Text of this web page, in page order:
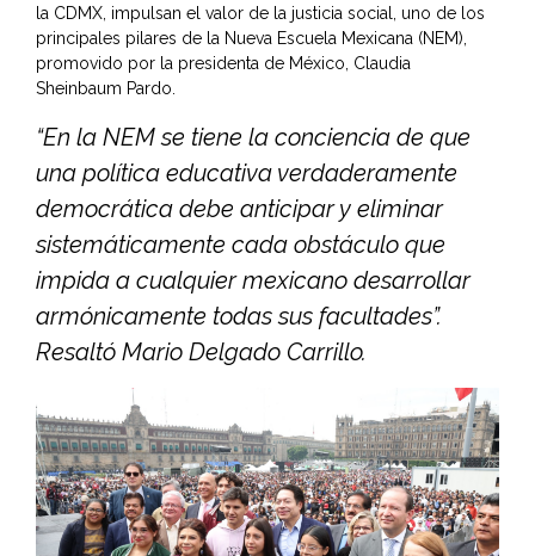
la CDMX, impulsan el valor de la justicia social, uno de los
principales pilares de la Nueva Escuela Mexicana (NEM),
promovido por la presidenta de México, Claudia
Sheinbaum Pardo.
“En la NEM se tiene la conciencia de que
una política educativa verdaderamente
democrática debe anticipar y eliminar
sistemáticamente cada obstáculo que
impida a cualquier mexicano desarrollar
armónicamente todas sus facultades”.
Resaltó Mario Delgado Carrillo.